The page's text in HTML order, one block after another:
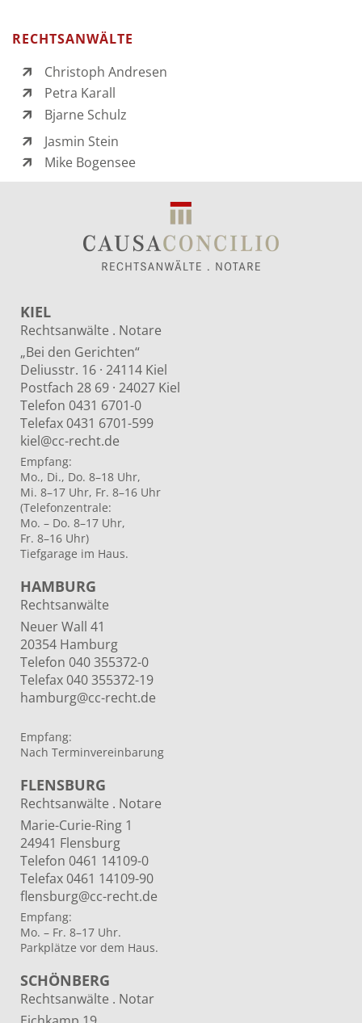
RECHTSANWÄLTE
Christoph Andresen
Petra Karall
Bjarne Schulz
Jasmin Stein
Mike Bogensee
KIEL
Rechtsanwälte . Notare
„Bei den Gerichten“
Deliusstr. 16 · 24114 Kiel
Postfach 28 69 · 24027 Kiel
Telefon 0431 6701-0
Telefax 0431 6701-599
kiel@cc-recht.de
Empfang:
Mo., Di., Do. 8–18 Uhr,
Mi. 8–17 Uhr, Fr. 8–16 Uhr
(Telefonzentrale:
Mo. – Do. 8–17 Uhr,
Fr. 8–16 Uhr)
Tiefgarage im Haus.
HAMBURG
Rechtsanwälte
Neuer Wall 41
20354 Hamburg
Telefon 040 355372-0
Telefax 040 355372-19
hamburg@cc-recht.de
Empfang:
Nach Terminvereinbarung
FLENSBURG
Rechtsanwälte . Notare
Marie-Curie-Ring 1
24941 Flensburg
Telefon 0461 14109-0
Telefax 0461 14109-90
flensburg@cc-recht.de
Empfang:
Mo. – Fr. 8–17 Uhr.
Parkplätze vor dem Haus.
SCHÖNBERG
Rechtsanwälte . Notar